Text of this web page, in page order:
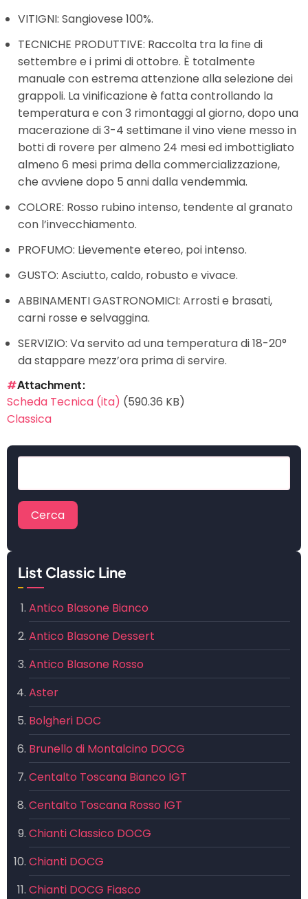
VITIGNI: Sangiovese 100%.
TECNICHE PRODUTTIVE: Raccolta tra la fine di
settembre e i primi di ottobre. È totalmente
manuale con estrema attenzione alla selezione dei
grappoli. La vinificazione è fatta controllando la
temperatura e con 3 rimontaggi al giorno, dopo una
macerazione di 3-4 settimane il vino viene messo in
botti di rovere per almeno 24 mesi ed imbottigliato
almeno 6 mesi prima della commercializzazione,
che avviene dopo 5 anni dalla vendemmia.
COLORE: Rosso rubino intenso, tendente al granato
con l’invecchiamento.
PROFUMO: Lievemente etereo, poi intenso.
GUSTO: Asciutto, caldo, robusto e vivace.
ABBINAMENTI GASTRONOMICI: Arrosti e brasati,
carni rosse e selvaggina.
SERVIZIO: Va servito ad una temperatura di 18-20°
da stappare mezz’ora prima di servire.
Attachment
Scheda Tecnica (ita) (590.36 KB)
Classica
List Classic Line
Antico Blasone Bianco
Antico Blasone Dessert
Antico Blasone Rosso
Aster
Bolgheri DOC
Brunello di Montalcino DOCG
Centalto Toscana Bianco IGT
Centalto Toscana Rosso IGT
Chianti Classico DOCG
Chianti DOCG
Chianti DOCG Fiasco